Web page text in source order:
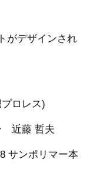
がデザインされ
ロレス)
近藤 哲夫
サンポリマー本